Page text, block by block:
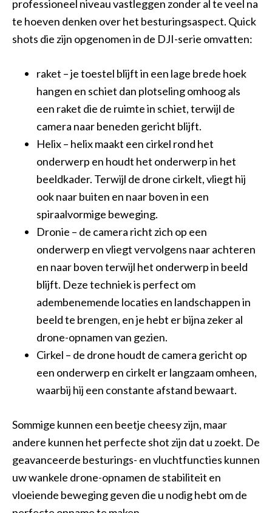
professioneel niveau vastleggen zonder al te veel na
te hoeven denken over het besturingsaspect. Quick
shots die zijn opgenomen in de DJI-serie omvatten:
raket – je toestel blijft in een lage brede hoek
hangen en schiet dan plotseling omhoog als
een raket die de ruimte in schiet, terwijl de
camera naar beneden gericht blijft.
Helix – helix maakt een cirkel rond het
onderwerp en houdt het onderwerp in het
beeldkader. Terwijl de drone cirkelt, vliegt hij
ook naar buiten en naar boven in een
spiraalvormige beweging.
Dronie – de camera richt zich op een
onderwerp en vliegt vervolgens naar achteren
en naar boven terwijl het onderwerp in beeld
blijft. Deze techniek is perfect om
adembenemende locaties en landschappen in
beeld te brengen, en je hebt er bijna zeker al
drone-opnamen van gezien.
Cirkel – de drone houdt de camera gericht op
een onderwerp en cirkelt er langzaam omheen,
waarbij hij een constante afstand bewaart.
Sommige kunnen een beetje cheesy zijn, maar
andere kunnen het perfecte shot zijn dat u zoekt. De
geavanceerde besturings- en vluchtfuncties kunnen
uw wankele drone-opnamen de stabiliteit en
vloeiende beweging geven die u nodig hebt om de